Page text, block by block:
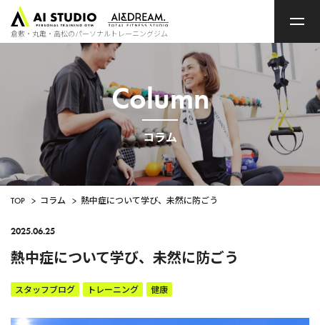
ッ
ペ
ー
ジ
倉敷・丸亀・高松のパーソナルトレーニングジム
Column
コラム
TOP > コラム > 熱中症について学び、未然に防ごう
2025.06.25
熱中症について学び、未然に防ごう
スタッフブログ トレーニング 健康